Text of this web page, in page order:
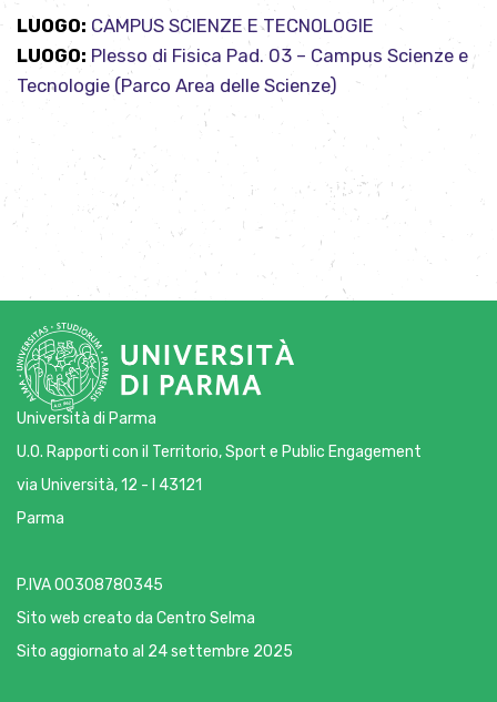
LUOGO: CAMPUS SCIENZE E TECNOLOGIE
LUOGO: Plesso di Fisica Pad. 03 – Campus Scienze e
Tecnologie (Parco Area delle Scienze)
Università di Parma
U.O. Rapporti con il Territorio, Sport e Public Engagement
via Università, 12 - I 43121
Parma
P.IVA 00308780345
Sito web creato da Centro Selma
Sito aggiornato al 24 settembre 2025